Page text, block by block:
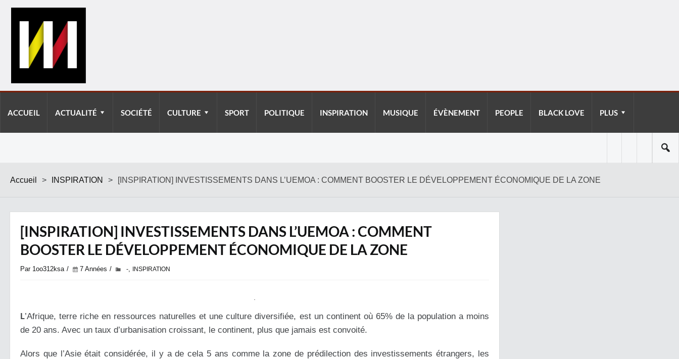
ACCUEIL ACTUALITÉ SOCIÉTÉ CULTURE SPORT POLITIQUE INSPIRATION MUSIQUE ÉVÈNEMENT PEOPLE BLACK LOVE PLUS
Accueil > INSPIRATION > [INSPIRATION] INVESTISSEMENTS DANS L’UEMOA : COMMENT BOOSTER LE DÉVELOPPEMENT ÉCONOMIQUE DE LA ZONE
[INSPIRATION] INVESTISSEMENTS DANS L’UEMOA : COMMENT
BOOSTER LE DÉVELOPPEMENT ÉCONOMIQUE DE LA ZONE
Par 1oo312ksa 7 Années -, INSPIRATION
L’Afrique, terre riche en ressources naturelles et une culture diversifiée, est un continent où 65% de la population a moins
de 20 ans. Avec un taux d’urbanisation croissant, le continent, plus que jamais est convoité.
Alors que l’Asie était considérée, il y a de cela 5 ans comme la zone de prédilection des investissements étrangers, les